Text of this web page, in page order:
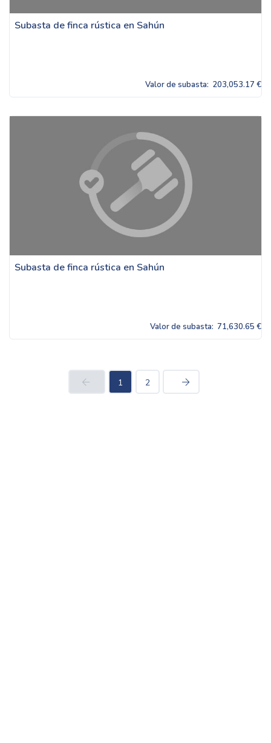
Subasta de finca rústica en Sahún
Valor de subasta: 203,053.17 €
Subasta de finca rústica en Sahún
Valor de subasta: 71,630.65 €
1 2